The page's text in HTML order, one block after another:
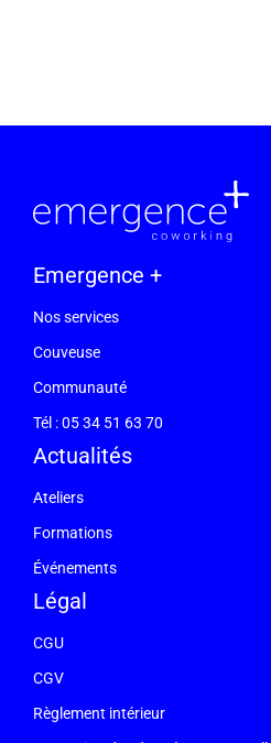
Emergence +
Nos services
Couveuse
Communauté
Tél : 05 34 51 63 70
Actualités
Ateliers
Formations
Événements
Légal
CGU
CGV
Règlement intérieur